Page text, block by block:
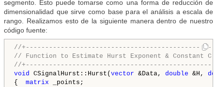
segmento. Esto puede tomarse como una forma de reducción de
dimensionalidad que sirve como base para el análisis a escala de
rango. Realizamos esto de la siguiente manera dentro de nuestro
código fuente:
//
// Function to Estimate Hurst Exponent & Constant C
//
void CSignalHurst::Hurst( vector &Data, double &H,
{ matrix _points;